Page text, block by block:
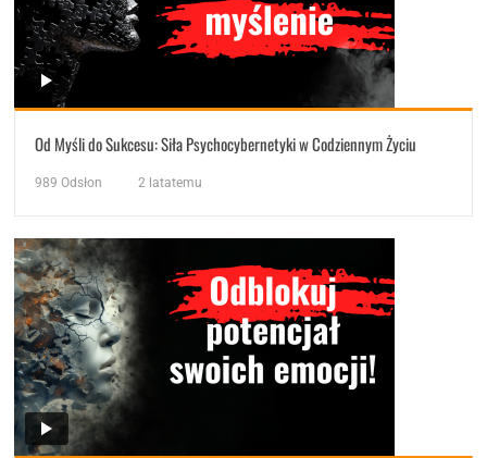
Od Myśli do Sukcesu: Siła Psychocybernetyki w Codziennym Życiu
989 Odsłon 2 latatemu